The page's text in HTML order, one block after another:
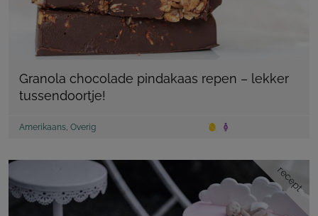
Granola chocolade pindakaas repen – lekker
tussendoortje!
Amerikaans, Overig
recept